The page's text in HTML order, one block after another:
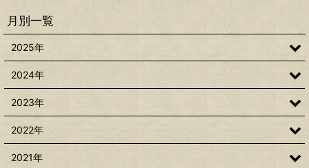
月別一覧
2025年
2024年
2023年
2022年
2021年